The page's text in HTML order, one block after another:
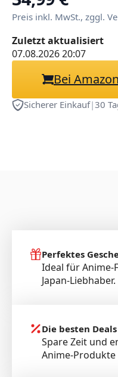
Love
Dessous
Preis inkl. MwSt., zggl.
Zuletzt aktualisiert
07.08.2026 20:07
Bei
Sicherer Einkauf|30
Perfektes
Ideal für Anime-
Japan-Liebhaber.
Die besten Deals
Spare Zeit und
Anime-